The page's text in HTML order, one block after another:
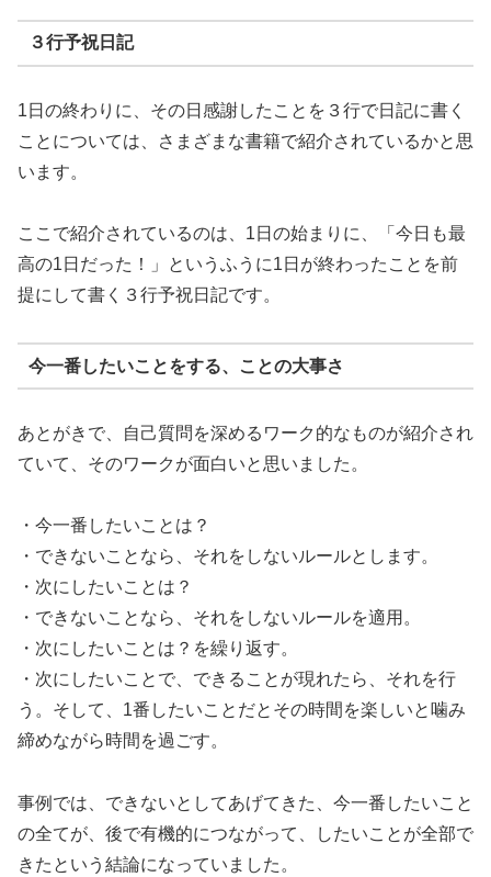
３行予祝日記
1日の終わりに、その日感謝したことを３行で日記に書く
ことについては、さまざまな書籍で紹介されているかと思
います。
ここで紹介されているのは、1日の始まりに、「今日も最
高の1日だった！」というふうに1日が終わったことを前
提にして書く３行予祝日記です。
今一番したいことをする、ことの大事さ
あとがきで、自己質問を深めるワーク的なものが紹介され
ていて、そのワークが面白いと思いました。
・今一番したいことは？
・できないことなら、それをしないルールとします。
・次にしたいことは？
・できないことなら、それをしないルールを適用。
・次にしたいことは？を繰り返す。
・次にしたいことで、できることが現れたら、それを行
う。そして、1番したいことだとその時間を楽しいと噛み
締めながら時間を過ごす。
事例では、できないとしてあげてきた、今一番したいこと
の全てが、後で有機的につながって、したいことが全部で
きたという結論になっていました。